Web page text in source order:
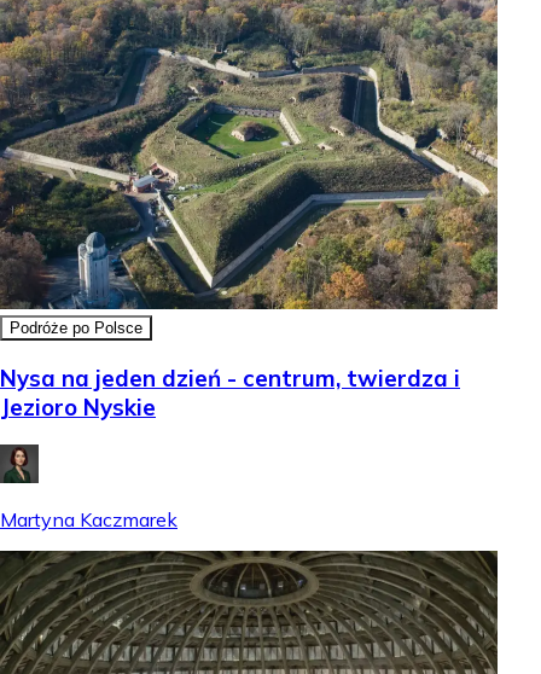
Podróże po Polsce
Nysa na jeden dzień - centrum, twierdza i
Jezioro Nyskie
Martyna Kaczmarek